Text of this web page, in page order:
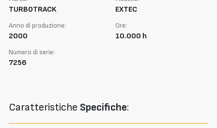
TURBOTRACK EXTEC
Anno di produzione:
2000
Ore:
10.000 h
Numero di serie:
7256
Caratteristiche Specifiche: